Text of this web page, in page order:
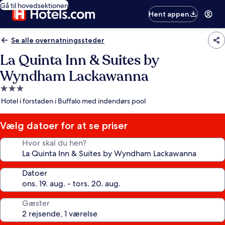
Gå til hovedsektionen
Hent appen
Se alle overnatningssteder
La Quinta Inn & Suites by
Wyndham Lackawanna
3.0-
stjernet
Hotel i forstaden i Buffalo med indendørs pool
Vælg datoer for at se priser
Hvor skal du hen?
Datoer
Gæster